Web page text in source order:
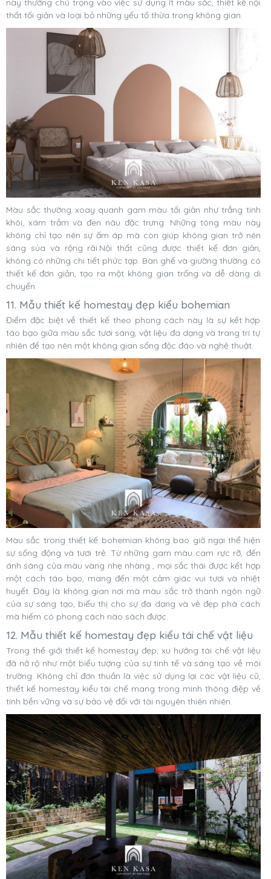
thất tối giản và loại bỏ những yếu tố thừa trong không gian.
Màu sắc thường xoay quanh gam màu tối giản như trắng tinh
khôi, xám trầm và đen nâu đặc trưng. Những tông màu này
không chỉ tạo nên sự ấm áp mà còn giúp không gian trở nên
sáng sủa và rộng rãi.Nội thất cũng được thiết kế đơn giản,
không có những chi tiết phức tạp. Bàn ghế và giường thường có
thiết kế đơn giản, tạo ra một không gian trống và dễ dàng di
chuyển.
11. Mẫu thiết kế homestay đẹp kiểu bohemian
Điểm đặc biệt về thiết kế theo phong cách này là sự kết hợp
táo bạo giữa màu sắc tươi sáng, vật liệu đa dạng và trang trí tự
nhiên để tạo nên một không gian sống độc đáo và nghệ thuật.
Màu sắc trong thiết kế bohemian không bao giờ ngại thể hiện
sự sống động và tươi trẻ. Từ những gam màu cam rực rỡ, đến
ánh sáng của màu vàng nhẹ nhàng , mọi sắc thái được kết hợp
một cách táo bạo, mang đến một cảm giác vui tươi và nhiệt
huyết. Đây là không gian nơi mà màu sắc trở thành ngôn ngữ
của sự sáng tạo, biểu thị cho sự đa dạng và vẻ đẹp phá cách
mà hiếm có phong cách nào sách được.
12. Mẫu thiết kế homestay đẹp kiểu tái chế vật liệu
Trong thế giới thiết kế homestay đẹp, xu hướng tái chế vật liệu
đã nở rộ như một biểu tượng của sự tinh tế và sáng tạo về môi
trường. Không chỉ đơn thuần là việc sử dụng lại các vật liệu cũ,
thiết kế homestay kiểu tái chế mang trong mình thông điệp về
tính bền vững và sự bảo vệ đối với tài nguyên thiên nhiên.